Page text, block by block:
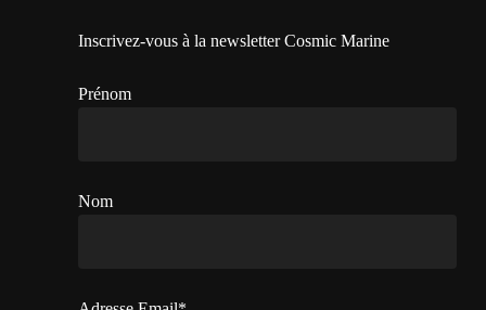
Inscrivez-vous à la newsletter Cosmic Marine
Prénom
Nom